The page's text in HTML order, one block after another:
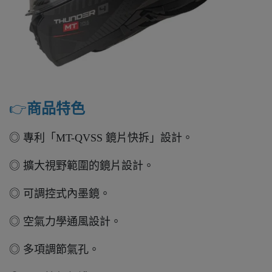
👉️商品特色
◎ 專利「MT-QVSS 鏡片快拆」設計。
◎ 擴大視野範圍的鏡片設計。
◎ 可調控式內墨鏡。
◎ 空氣力學通風設計。
◎ 多項調節氣孔。